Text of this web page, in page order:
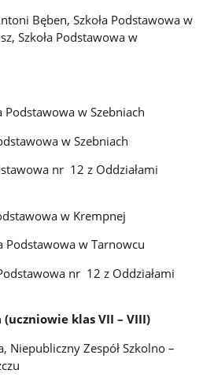
Bęben, Szkoła Podstawowa w
Szkoła Podstawowa w
Podstawowa w Szebniach
w Szebniach
nr 12 z Oddziałami
w Krempnej
Podstawowa w Tarnowcu
nr 12 z Oddziałami
klas VII – VIII)
Niepubliczny Zespół Szkolno –